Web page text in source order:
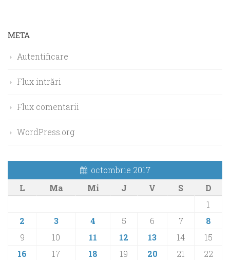
META
Autentificare
Flux intrări
Flux comentarii
WordPress.org
octombrie 2017
L
Ma Mi J V S
D
1
2
3 4 5 6 7
8
9
10 11 12 13 14
15
16
17 18 19 20 21
22